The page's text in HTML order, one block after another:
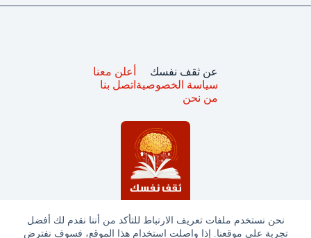
نحن نستخدم ملفات تعريف الارتباط للتأكد من أننا نقدم لك أفضل
تجربة على موقعنا. إذا واصلت استخدام هذا الموقع، فسوف نفترض
عن ثقف نفسك
سياسة الخصوصية
من نحن
أعلن معنا
اتصل بنا